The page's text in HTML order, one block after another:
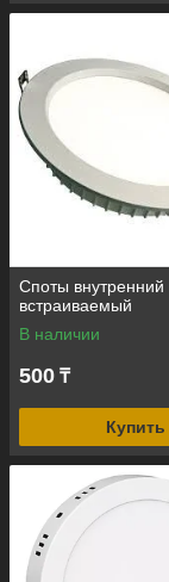
Споты внутренний
встраиваемый
В наличии
500 ₸
Купить